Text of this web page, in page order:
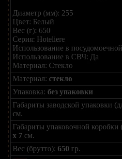
Диаметр (мм): 255
Цвет: Белый
Вес (г): 650
Серия: Hoteliere
Использование в
Использование в СВЧ: Да
Материал: Стекло
Материал: стекло
Упаковка: без упаковки
Габариты заводской упаковки
см.
Габариты упаковочной
x 7 см.
Вес (брутто): 650 гр.